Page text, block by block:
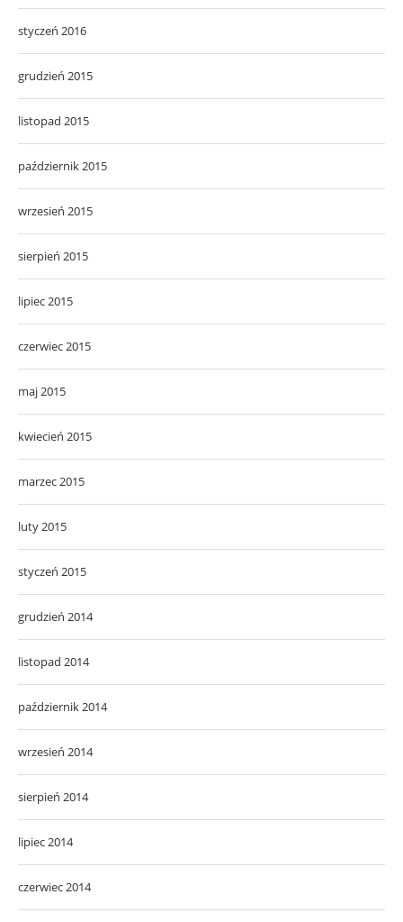
styczeń 2016
grudzień 2015
listopad 2015
październik 2015
wrzesień 2015
sierpień 2015
lipiec 2015
czerwiec 2015
maj 2015
kwiecień 2015
marzec 2015
luty 2015
styczeń 2015
grudzień 2014
listopad 2014
październik 2014
wrzesień 2014
sierpień 2014
lipiec 2014
czerwiec 2014